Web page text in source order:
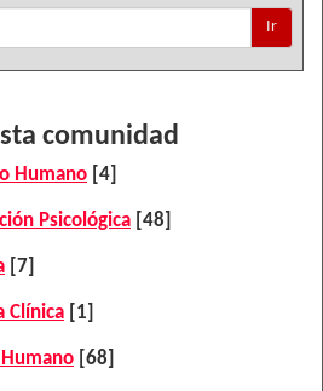
Ir
comunidad
Humano [4]
Psicológica [48]
[7]
Clínica [1]
[68]